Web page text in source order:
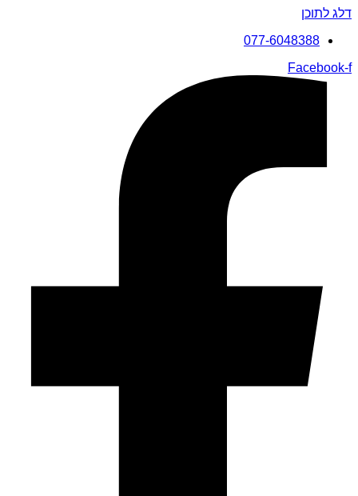
דלג לתוכן
077-6048388
Facebook-f